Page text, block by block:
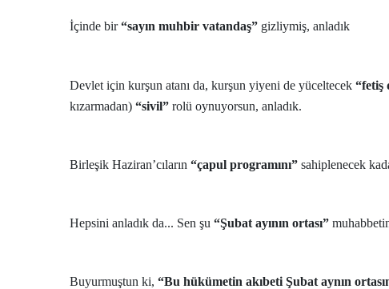
İçinde bir“sayın muhbir vatandaş” gizliymiş, anladık
Devlet için kurşun atanı da, kurşun yiyeni de yüceltecek “fetiş
kızarmadan) “sivil” rolü oynuyorsun, anladık.
Birleşik Haziran’cıların “çapul programını” sahiplenecek
Hepsini anladık da... Sen şu “Şubat ayının ortası”
Buyurmuştun ki, “Bu hükümetin akıbeti Şubat aynın